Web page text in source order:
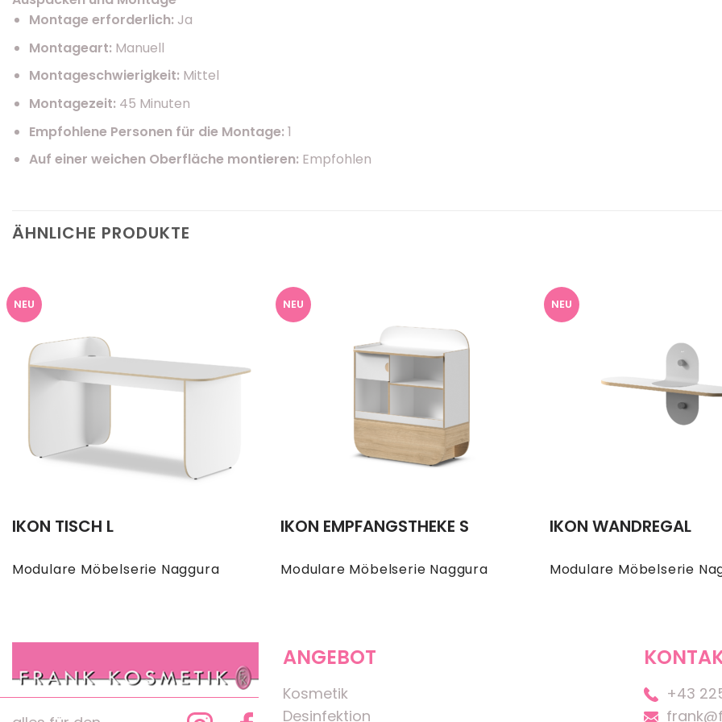
Montage erforderlich: Ja
Montageart: Manuell
Montageschwierigkeit: Mittel
Montagezeit: 45 Minuten
Empfohlene Personen für die Montage: 1
Auf einer weichen Oberfläche montieren: Empfohlen
ÄHNLICHE PRODUKTE
NEU
Modulare Möbelserie Naggura
IKON TISCH L
NEU
Modulare Möbelserie Naggura
IKON EMPFANGSTHEKE S
NEU
Modulare Möbelserie
IKON WANDREGAL
ANGEBOT
Kosmetik
Desinfektion
+43